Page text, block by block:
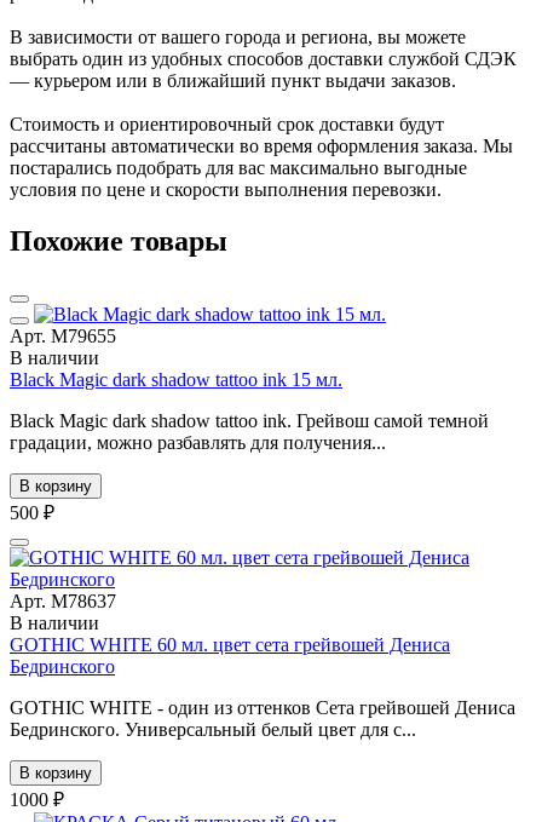
В зависимости от вашего города и региона, вы можете
выбрать один из удобных способов доставки службой СДЭК
— курьером или в ближайший пункт выдачи заказов.
Стоимость и ориентировочный срок доставки будут
рассчитаны автоматически во время оформления заказа. Мы
постарались подобрать для вас максимально выгодные
условия по цене и скорости выполнения перевозки.
Похожие товары
Арт. М79655
В наличии
Black Magic dark shadow tattoo ink 15 мл.
Black Magic dark shadow tattoo ink. Грейвош самой темной
градации, можно разбавлять для получения...
В корзину
500 ₽
Арт. М78637
В наличии
GOTHIC WHITE 60 мл. цвет сета грейвошей Дениса
Бедринского
GOTHIC WHITE - один из оттенков Сета грейвошей Дениса
Бедринского. Универсальный белый цвет для с...
В корзину
1000 ₽